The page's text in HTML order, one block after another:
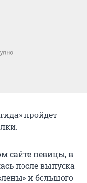
пройдет
сайте певицы, в
после выпуска
и большого